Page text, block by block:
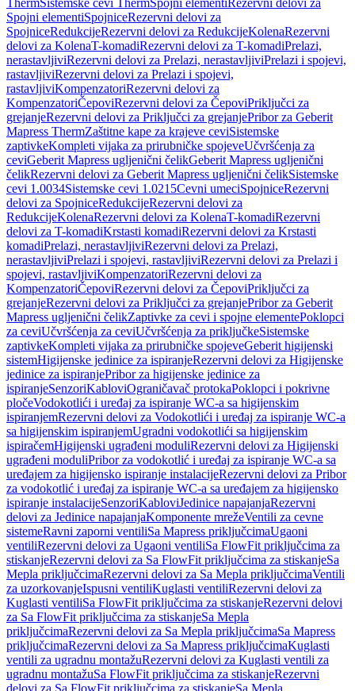
ThermSistemske cevi ThermSpojni elementi Rezervni delovi za
Spojni elementiSpojniceRezervni delovi za
SpojniceRedukcijeRezervni delovi za RedukcijeKolenaRezervni
delovi za KolenaT-komadiRezervni delovi za T-komadiPrelazi,
nerastavljiviRezervni delovi za Prelazi, nerastavljiviPrelazi i spojevi,
rastavljiviRezervni delovi za Prelazi i spojevi,
rastavljiviKompenzatoriRezervni delovi za
KompenzatoriČepoviRezervni delovi za ČepoviPriključci za
grejanjeRezervni delovi za Priključci za grejanjePribor za Geberit
Mapress ThermZaštitne kape za krajeve ceviSistemske
zaptivkeKompleti vijaka za prirubničke spojeveUčvršćenja za
ceviGeberit Mapress ugljenični čelikGeberit Mapress ugljenični
čelikRezervni delovi za Geberit Mapress ugljenični čelikSistemske
cevi 1.0034Sistemske cevi 1.0215Cevni umeciSpojniceRezervni
delovi za SpojniceRedukcijeRezervni delovi za
RedukcijeKolenaRezervni delovi za KolenaT-komadiRezervni
delovi za T-komadiKrstasti komadiRezervni delovi za Krstasti
komadiPrelazi, nerastavljiviRezervni delovi za Prelazi,
nerastavljiviPrelazi i spojevi, rastavljiviRezervni delovi za Prelazi i
spojevi, rastavljiviKompenzatoriRezervni delovi za
KompenzatoriČepoviRezervni delovi za ČepoviPriključci za
grejanjeRezervni delovi za Priključci za grejanjePribor za Geberit
Mapress ugljenični čelikZaptivke za cevi i spojne elementePoklopci
za ceviUčvršćenja za ceviUčvršćenja za priključkeSistemske
zaptivkeKompleti vijaka za prirubničke spojeveGeberit higijenski
sistemHigijenske jedinice za ispiranjeRezervni delovi za Higijenske
jedinice za ispiranjePribor za higijenske jedinice za
ispiranjeSenzoriKabloviOgraničavač protokaPoklopci i pokrivne
pločeVodokotlići i uređaj za ispiranje WC-a sa higijenskim
ispiranjemRezervni delovi za Vodokotlići i uređaj za ispiranje WC-a
sa higijenskim ispiranjemUgradni vodokotlići sa higijenskim
ispiračemHigijenski ugrađeni moduliRezervni delovi za Higijenski
ugrađeni moduliPribor za vodokotlić i uređaj za ispiranje WC-a sa
uređajem za higijensko ispiranje instalacijeRezervni delovi za Pribor
za vodokotlić i uređaj za ispiranje WC-a sa uređajem za higijensko
ispiranje instalacijeSenzoriKabloviJedinice napajanjaRezervni
delovi za Jedinice napajanjaKomponente mrežeVentili za cevne
sistemeRavni zaporni ventiliSa Mapress priključcimaUgaoni
ventiliRezervni delovi za Ugaoni ventiliSa FlowFit priključcima za
stiskanjeRezervni delovi za Sa FlowFit priključcima za stiskanjeSa
Mepla priključcimaRezervni delovi za Sa Mepla priključcimaVentili
za uzorkovanjeIspusni ventiliKuglasti ventiliRezervni delovi za
Kuglasti ventiliSa FlowFit priključcima za stiskanjeRezervni delovi
za Sa FlowFit priključcima za stiskanjeSa Mepla
priključcimaRezervni delovi za Sa Mepla priključcimaSa Mapress
priključcimaRezervni delovi za Sa Mapress priključcimaKuglasti
ventili za ugradnu montažuRezervni delovi za Kuglasti ventili za
ugradnu montažuSa FlowFit priključcima za stiskanjeRezervni
delovi za Sa FlowFit priključcima za stiskanjeSa Mepla